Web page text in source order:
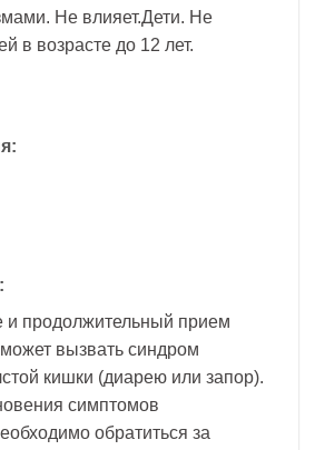
Не влияет.Дети. Не
в возрасте до 12 лет.
и продолжительный прием
вызвать синдром
кишки (диарею или запор).
симптомов
обратиться за